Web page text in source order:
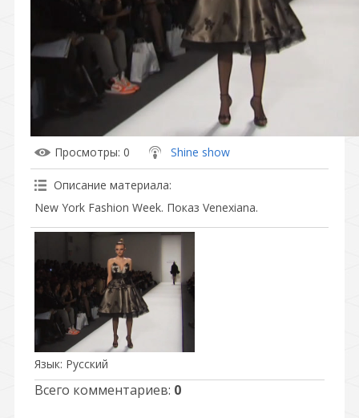
Просмотры: 0 Shine show
Описание материала:
New York Fashion Week. Показ Venexiana.
Язык: Русский
Всего комментариев: 0